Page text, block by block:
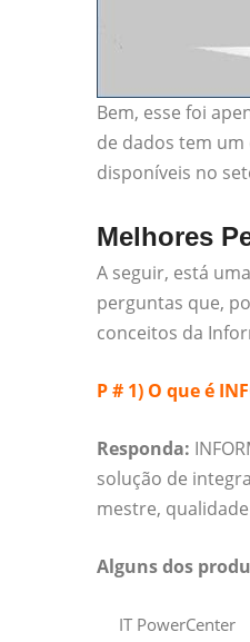
Bem, esse foi
de dados tem
disponíveis no
Melhores
A seguir, está
perguntas que,
conceitos da
P # 1) O que é
Responda:
solução de
mestre,
Alguns dos
IT PowerCenter